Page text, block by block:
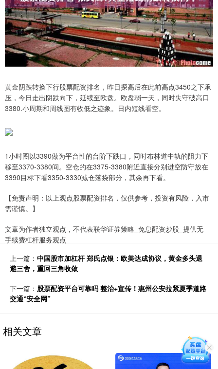
黄金阴跌转换下行股票配资排名，昨日探高后在此前高点3450之下承
压，今日走出阴跌向下，延续至欧盘。欧盘弱一天，同时失守破高口
3380.小周期和周线图有收低之迹象。日内短线看空。
1小时图以3390做为平台性的台阶下跌口，同时布林道中轨的阻力下
移至3370-3380间。空仓的在3375-3380附近直接分别进空防守放在
3390目标下看3350-3330减仓落袋部分，其余再下看。
【免责声明：以上观点股票配资排名，仅供参考，投资有风险，入市
需谨慎。】
文章为作者独立观点，不代表联华证券策略_免息配资炒股_提供无
手续费杠杆服务观点
上一篇： 中国股市加杠杆 郑氏点银：欧美达成协议，黄金多头退
避三舍，重回三角收敛
下一篇： 股票配资平台可靠吗 整治+宣传！惠州公安拉紧夏季道路
交通“安全网”
相关文章